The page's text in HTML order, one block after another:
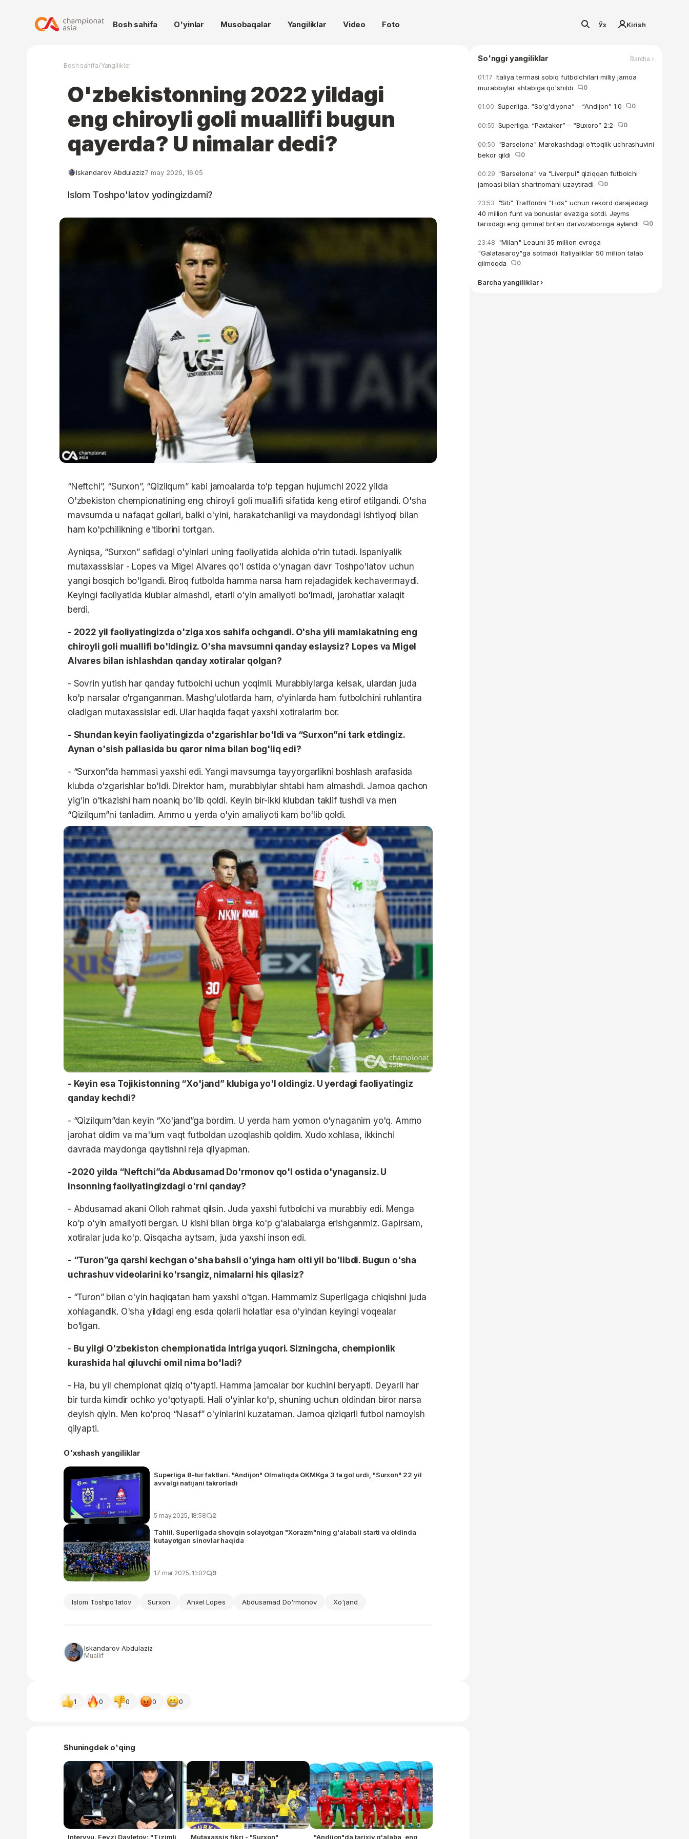
Bosh sahifa O'yinlar Musobaqalar Yangiliklar Video Foto Ўз Kirish
Bosh sahifa/Yangiliklar
O'zbekistonning 2022 yildagi
eng chiroyli goli muallifi bugun
qayerda? U nimalar dedi?
Iskandarov Abdulaziz7 may 2026, 16:05
Islom Toshpo'latov yodingizdami?
“Neftchi”, “Surxon”, “Qizilqum” kabi jamoalarda to'p tepgan hujumchi 2022 yilda
O'zbekiston chempionatining eng chiroyli goli muallifi sifatida keng etirof etilgandi. O'sha
mavsumda u nafaqat gollari, balki o'yini, harakatchanligi va maydondagi ishtiyoqi bilan
ham ko'pchilikning e'tiborini tortgan.
Ayniqsa, “Surxon” safidagi o'yinlari uning faoliyatida alohida o'rin tutadi. Ispaniyalik
mutaxassislar - Lopes va Migel Alvares qo'l ostida o'ynagan davr Toshpo'latov uchun
yangi bosqich bo'lgandi. Biroq futbolda hamma narsa ham rejadagidek kechavermaydi.
Keyingi faoliyatida klublar almashdi, etarli o'yin amaliyoti bo'lmadi, jarohatlar xalaqit
berdi.
- 2022 yil faoliyatingizda o'ziga xos sahifa ochgandi. O'sha yili mamlakatning eng
chiroyli goli muallifi bo'ldingiz. O'sha mavsumni qanday eslaysiz? Lopes va Migel
Alvares bilan ishlashdan qanday xotiralar qolgan?
- Sovrin yutish har qanday futbolchi uchun yoqimli. Murabbiylarga kelsak, ulardan juda
ko'p narsalar o'rganganman. Mashg'ulotlarda ham, o'yinlarda ham futbolchini ruhlantira
oladigan mutaxassislar edi. Ular haqida faqat yaxshi xotiralarim bor.
- Shundan keyin faoliyatingizda o'zgarishlar bo'ldi va “Surxon”ni tark etdingiz.
Aynan o'sish pallasida bu qaror nima bilan bog'liq edi?
- “Surxon”da hammasi yaxshi edi. Yangi mavsumga tayyorgarlikni boshlash arafasida
klubda o'zgarishlar bo'ldi. Direktor ham, murabbiylar shtabi ham almashdi. Jamoa qachon
yig'in o'tkazishi ham noaniq bo'lib qoldi. Keyin bir-ikki klubdan taklif tushdi va men
“Qizilqum”ni tanladim. Ammo u yerda o'yin amaliyoti kam bo'lib qoldi.
- Keyin esa Tojikistonning “Xo'jand” klubiga yo'l oldingiz. U yerdagi faoliyatingiz
qanday kechdi?
- “Qizilqum”dan keyin “Xo'jand”ga bordim. U yerda ham yomon o'ynaganim yo'q. Ammo
jarohat oldim va ma'lum vaqt futboldan uzoqlashib qoldim. Xudo xohlasa, ikkinchi
davrada maydonga qaytishni reja qilyapman.
-2020 yilda “Neftchi”da Abdusamad Do'rmonov qo'l ostida o'ynagansiz. U
insonning faoliyatingizdagi o'rni qanday?
- Abdusamad akani Olloh rahmat qilsin. Juda yaxshi futbolchi va murabbiy edi. Menga
ko'p o'yin amaliyoti bergan. U kishi bilan birga ko'p g'alabalarga erishganmiz. Gapirsam,
xotiralar juda ko'p. Qisqacha aytsam, juda yaxshi inson edi.
- “Turon”ga qarshi kechgan o'sha bahsli o'yinga ham olti yil bo'libdi. Bugun o'sha
uchrashuv videolarini ko'rsangiz, nimalarni his qilasiz?
- “Turon” bilan o'yin haqiqatan ham yaxshi o'tgan. Hammamiz Superligaga chiqishni juda
xohlagandik. O'sha yildagi eng esda qolarli holatlar esa o'yindan keyingi voqealar
bo'lgan.
- Bu yilgi O'zbekiston chempionatida intriga yuqori. Sizningcha, chempionlik
kurashida hal qiluvchi omil nima bo'ladi?
- Ha, bu yil chempionat qiziq o'tyapti. Hamma jamoalar bor kuchini beryapti. Deyarli har
bir turda kimdir ochko yo'qotyapti. Hali o'yinlar ko'p, shuning uchun oldindan biror narsa
deyish qiyin. Men ko'proq “Nasaf” o'yinlarini kuzataman. Jamoa qiziqarli futbol namoyish
qilyapti.
O'xshash yangiliklar
Superliga 8-tur faktlari. "Andijon" Olmaliqda OKMKga 3 ta gol urdi, "Surxon" 22 yil
avvalgi natijani takrorladi
5 may 2025, 18:58 2
Tahlil. Superligada shovqin solayotgan "Xorazm"ning g'alabali starti va oldinda
kutayotgan sinovlar haqida
17 mar 2025, 11:02 9
Islom Toshpo'latov Surxon Anxel Lopes Abdusamad Do'rmonov Xo'jand
Iskandarov Abdulaziz
Muallif
1 0 0 0 0
Shuningdek o'qing
Intervyu. Fevzi Davletov: "Tizimli Mutaxassis fikri - "Surxon" "Andijon"da tarixiy g'alaba, eng
So'nggi yangiliklar Barcha ›
01:17 Italiya termasi sobiq futbolchilari milliy jamoa
murabbiylar shtabiga qo'shildi
0
01:00 Superliga. “So'g'diyona” – “Andijon” 1:0 0
00:55 Superliga. “Paxtakor” – “Buxoro” 2:2 0
00:50 "Barselona" Marokashdagi o'rtoqlik uchrashuvini
bekor qildi
0
00:29 "Barselona" va "Liverpul" qiziqqan futbolchi
jamoasi bilan shartnomani uzaytiradi
0
23:53 "Siti" Traffordni "Lids" uchun rekord darajadagi
40 million funt va bonuslar evaziga sotdi. Jeyms
tarixdagi eng qimmat britan darvozaboniga aylandi
0
23:48 "Milan" Leauni 35 million evroga
"Galatasaroy"ga sotmadi. Italiyaliklar 50 million talab
qilmoqda
0
Barcha yangiliklar ›